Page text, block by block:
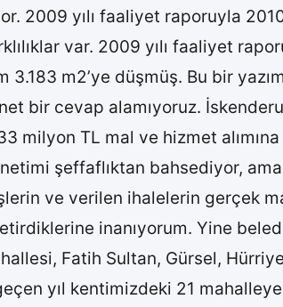
2009 yılı faaliyet raporuyla
var. 2009 yılı faaliyet
3.183 m2’ye düşmüş. Bu bir
bir cevap alamıyoruz.
milyon TL mal ve hizmet
şeffaflıktan bahsediyor,
ve verilen ihalelerin gerçek
inanıyorum. Yine
Fatih Sultan, Gürsel,
yıl kentimizdeki 21